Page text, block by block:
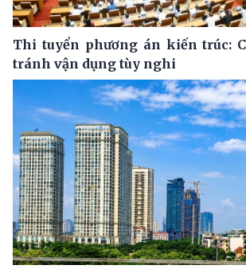
Thi tuyển phương án kiến trúc:
tránh vận dụng tùy nghi